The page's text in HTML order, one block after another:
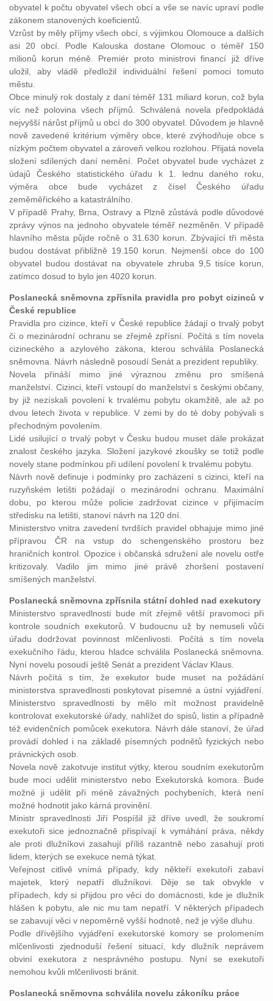
obyvatel k počtu obyvatel všech obcí a vše se navíc upraví podle
zákonem stanovených koeficientů.
Vzrůst by měly příjmy všech obcí, s výjimkou Olomouce a dalších
asi 20 obcí. Podle Kalouska dostane Olomouc o téměř 150
milionů korun méně. Premiér proto ministrovi financí již dříve
uložil, aby vládě předložil individuální řešení pomoci tomuto
městu.
Obce minulý rok dostaly z daní téměř 131 miliard korun, což byla
víc než polovina všech příjmů. Schválená novela předpokládá
nejvyšší nárůst příjmů u obcí do 300 obyvatel. Důvodem je hlavně
nově zavedené kritérium výměry obce, které zvýhodňuje obce s
nízkým počtem obyvatel a zároveň velkou rozlohou. Přijatá novela
složení sdílených daní nemění. Počet obyvatel bude vycházet z
údajů Českého statistického úřadu k 1. lednu daného roku,
výměra obce bude vycházet z čísel Českého úřadu
zeměměřického a katastrálního.
V případě Prahy, Brna, Ostravy a Plzně zůstává podle důvodové
zprávy výnos na jednoho obyvatele téměř nezměněn. V případě
hlavního města půjde ročně o 31.630 korun. Zbývající tři města
budou dostávat přibližně 19.150 korun. Nejmenší obce do 100
obyvatel budou dostávat na obyvatele zhruba 9,5 tisíce korun,
zatímco dosud to bylo jen 4020 korun.
Poslanecká sněmovna zpřísnila pravidla pro pobyt cizinců v
České republice
Pravidla pro cizince, kteří v České republice žádají o trvalý pobyt
či o mezinárodní ochranu se zřejmě zpřísní. Počítá s tím novela
cizineckého a azylového zákona, kterou schválila Poslanecká
sněmovna. Návrh následně posoudí Senát a prezident republiky.
Novela přináší mimo jiné výraznou změnu pro smíšená
manželství. Cizinci, kteří vstoupí do manželství s českými občany,
by již nezískali povolení k trvalému pobytu okamžitě, ale až po
dvou letech života v republice. V zemi by do té doby pobývali s
přechodným povolením.
Lidé usilující o trvalý pobyt v Česku budou muset dále prokázat
znalost českého jazyka. Složení jazykové zkoušky se totiž podle
novely stane podmínkou při udílení povolení k trvalému pobytu.
Návrh nově definuje i podmínky pro zacházení s cizinci, kteří na
ruzyňském letišti požádají o mezinárodní ochranu. Maximální
dobu, po kterou může policie zadržovat cizince v přijímacím
středisku na letišti, stanoví návrh na 120 dní.
Ministerstvo vnitra zavedení tvrdších pravidel obhajuje mimo jiné
přípravou ČR na vstup do schengenského prostoru bez
hraničních kontrol. Opozice i občanská sdružení ale novelu ostře
kritizovaly. Vadilo jim mimo jiné právě zhoršení postavení
smíšených manželství.
Poslanecká sněmovna zpřísnila státní dohled nad exekutory
Ministerstvo spravedlnosti bude mít zřejmě větší pravomoci při
kontrole soudních exekutorů. V budoucnu už by nemuseli vůči
úřadu dodržovat povinnost mlčenlivosti. Počítá s tím novela
exekučního řádu, kterou hladce schválila Poslanecká sněmovna.
Nyní novelu posoudí ještě Senát a prezident Václav Klaus.
Návrh počítá s tím, že exekutor bude muset na požádání
ministerstva spravedlnosti poskytovat písemné a ústní vyjádření.
Ministerstvo spravedlnosti by mělo mít možnost pravidelně
kontrolovat exekutorské úřady, nahlížet do spisů, listin a případně
též evidenčních pomůcek exekutora. Návrh dále stanoví, že úřad
provádí dohled i na základě písemných podnětů fyzických nebo
právnických osob.
Novela nově zakotvuje institut výtky, kterou soudním exekutorům
bude moci udělit ministerstvo nebo Exekutorská komora. Bude
možné ji udělit při méně závažných pochybeních, která není
možné hodnotit jako kárná provinění.
Ministr spravedlnosti Jiří Pospíšil již dříve uvedl, že soukromí
exekutoři sice jednoznačně přispívají k vymáhání práva, někdy
ale proti dlužníkovi zasahují příliš razantně nebo zasahují proti
lidem, kterých se exekuce nemá týkat.
Veřejnost citlivě vnímá případy, kdy někteří exekutoři zabaví
majetek, který nepatří dlužníkovi. Děje se tak obvykle v
případech, kdy si přijdou pro věci do domácnosti, kde je dlužník
hlášen k pobytu, ale nic mu tam nepatří. V některých případech
se zabavují věci v nepoměrně vyšší hodnotě, než je výše dluhu.
Podle dřívějšího vyjádření exekutorské komory se prolomením
mlčenlivosti zjednoduší řešení situací, kdy dlužník neprávem
obviní exekutora z nesprávného postupu. Nyní se exekutoři
nemohou kvůli mlčenlivosti bránit.
Poslanecká sněmovna schválila novelu zákoníku práce